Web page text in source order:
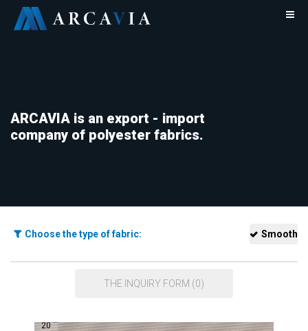
ARCAVIA is an export - import
company of polyester fabrics.
Choose the type of fabric: Smooth
THE INQUIRY FORM (0)